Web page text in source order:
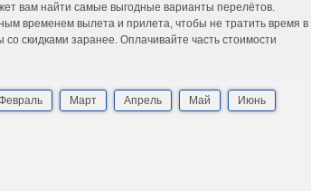
вам найти самые выгодные варианты перелётов.
временем вылета и прилета, чтобы не тратить время в
скидками заранее. Оплачивайте часть стоимости
Март Апрель Май
Июнь